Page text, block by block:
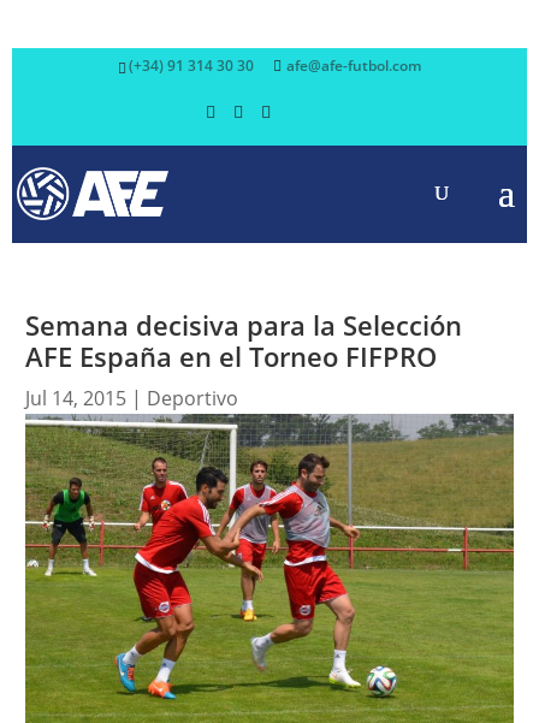
(+34) 91 314 30 30 afe@afe-futbol.com
Semana decisiva para la Selección
AFE España en el Torneo FIFPRO
Jul 14, 2015| Deportivo